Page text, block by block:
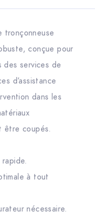
tronçonneuse
conçue pour
des services de
d’assistance
dans les
être coupés.
à tout
nécessaire.